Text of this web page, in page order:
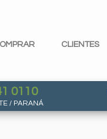
CLIENTES
0110
/ PARANÁ